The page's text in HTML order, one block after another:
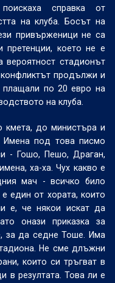
справка от
на клуба. Босът на
привърженици не са
претенции, което не е
вероятност стадионът
продължи и
плащали по 20 евро на
на клуба.
кмета, до министъра и
Имена под това писмо
- Гошо, Пешо, Драган,
ха-ха. Чух какво е
мач - всичко било
един от хората, които
е, че някои искат да
онази приказка за
за да седне Тоше. Има
Не сме длъжни
които си тръгват в
в резултата. Това ли е